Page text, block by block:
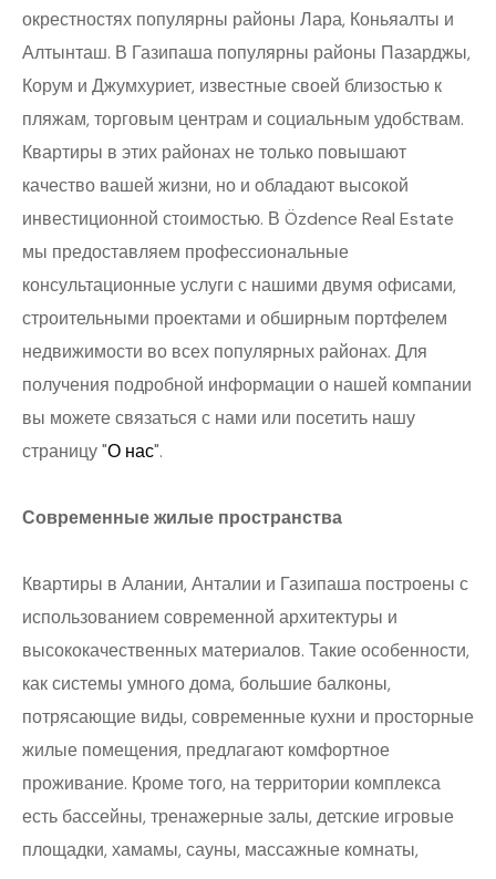
окрестностях популярны районы Лара, Коньяалты и
Алтынташ. В Газипаша популярны районы Пазарджы,
Корум и Джумхуриет, известные своей близостью к
пляжам, торговым центрам и социальным удобствам.
Квартиры в этих районах не только повышают
качество вашей жизни, но и обладают высокой
инвестиционной стоимостью. В Özdence Real Estate
мы предоставляем профессиональные
консультационные услуги с нашими двумя офисами,
строительными проектами и обширным портфелем
недвижимости во всех популярных районах. Для
получения подробной информации о нашей компании
вы можете связаться с нами или посетить нашу
страницу "О нас".
Современные жилые пространства
Квартиры в Алании, Анталии и Газипаша построены с
использованием современной архитектуры и
высококачественных материалов. Такие особенности,
как системы умного дома, большие балконы,
потрясающие виды, современные кухни и просторные
жилые помещения, предлагают комфортное
проживание. Кроме того, на территории комплекса
есть бассейны, тренажерные залы, детские игровые
площадки, хамамы, сауны, массажные комнаты,